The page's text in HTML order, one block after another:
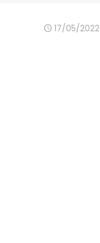
17/05/2022